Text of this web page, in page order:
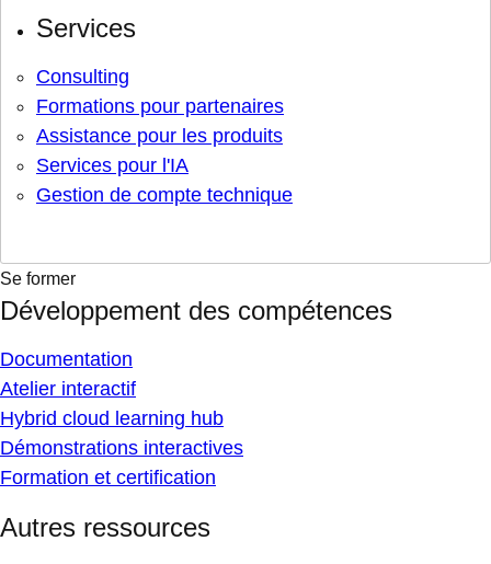
Services
Consulting
Formations pour partenaires
Assistance pour les produits
Services pour l'IA
Gestion de compte technique
Se former
Développement des compétences
Documentation
Atelier interactif
Hybrid cloud learning hub
Démonstrations interactives
Formation et certification
Autres ressources